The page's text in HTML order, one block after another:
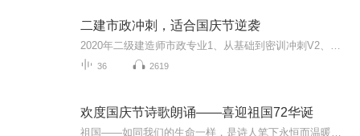
二建市政冲刺，适合国庆节逆袭
36 2619
欢度国庆节诗歌朗诵——喜迎祖国72华诞